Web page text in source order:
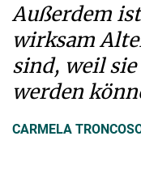
Außerdem
wirksam
sind, weil
werden
CARMELA